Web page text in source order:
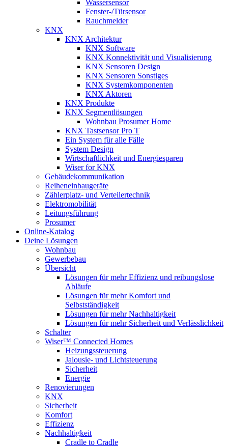
Wassersensor
Fenster-/Türsensor
Rauchmelder
KNX
KNX Architektur
KNX Software
KNX Konnektivität und Visualisierung
KNX Sensoren Design
KNX Sensoren Sonstiges
KNX Systemkomponenten
KNX Aktoren
KNX Produkte
KNX Segmentlösungen
Wohnbau Prosumer Home
KNX Tastsensor Pro T
Ein System für alle Fälle
System Design
Wirtschaftlichkeit und Energiesparen
Wiser for KNX
Gebäudekommunikation
Reiheneinbaugeräte
Zählerplatz- und Verteilertechnik
Elektromobilität
Leitungsführung
Prosumer
Online-Katalog
Deine Lösungen
Wohnbau
Gewerbebau
Übersicht
Lösungen für mehr Effizienz und reibungslose
Abläufe
Lösungen für mehr Komfort und
Selbstständigkeit
Lösungen für mehr Nachhaltigkeit
Lösungen für mehr Sicherheit und Verlässlichkeit
Schalter
Wiser™ Connected Homes
Heizungssteuerung
Jalousie- und Lichtsteuerung
Sicherheit
Energie
Renovierungen
KNX
Sicherheit
Komfort
Effizienz
Nachhaltigkeit
Cradle to Cradle